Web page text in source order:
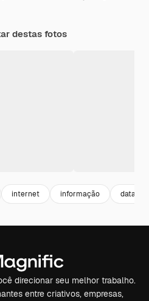
destas fotos
internet informação data
direcionar seu melhor trabalho.
entre criativos, empresas,